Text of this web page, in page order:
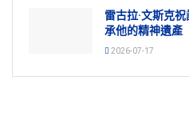
雷古拉·文斯克
承他的精神遺產
2026-07-17